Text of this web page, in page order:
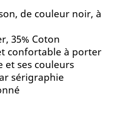
de couleur noir, à
35% Coton
confortable à porter
et ses couleurs
sérigraphie